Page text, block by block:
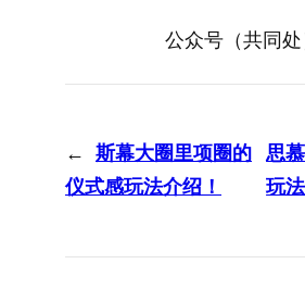
公众号（共同处
←
斯幕大圈里项圈的
仪式感玩法介绍！
思
玩